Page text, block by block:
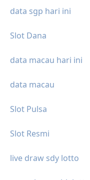
data sgp hari ini
Slot Dana
data macau hari ini
data macau
Slot Pulsa
Slot Resmi
live draw sdy lotto